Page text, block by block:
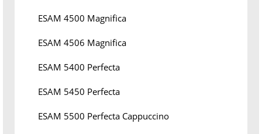
ESAM 4500 Magnifica
ESAM 4506 Magnifica
ESAM 5400 Perfecta
ESAM 5450 Perfecta
ESAM 5500 Perfecta Cappuccino